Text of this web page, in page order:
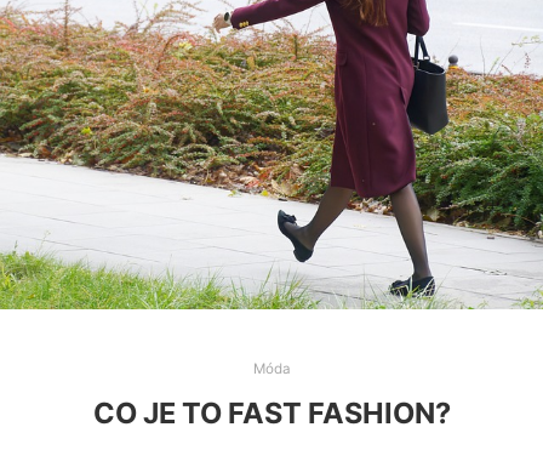
Móda
CO JE TO FAST FASHION?